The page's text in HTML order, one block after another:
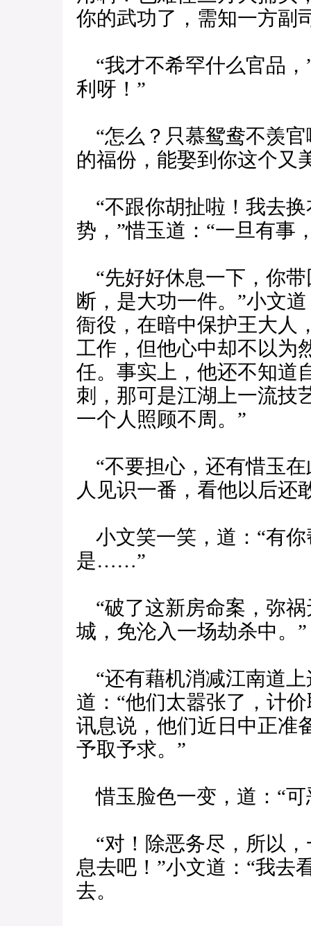
你的武功了，需知一方副
“我才不希罕什么官品，
利呀！”
“怎么？只慕鸳鸯不羡官
的福份，能娶到你这个又
“不跟你胡扯啦！我去
势，”惜玉道：“一旦有事
“先好好休息一下，你
断，是大功一件。”小文
衙役，在暗中保护王大人
工作，但他心中却不以为
任。事实上，他还不知道
刺，那可是江湖上一流技
一个人照顾不周。”
“不要担心，还有惜玉
人见识一番，看他以后还
小文笑一笑，道：“有
是……”
“破了这新房命案，弥祸
城，免沦入一场劫杀中。”
“还有藉机消减江南道上
道：“他们太嚣张了，计
讯息说，他们近日中正准
予取予求。”
惜玉脸色一变，道：“可
“对！除恶务尽，所以
息去吧！”小文道：“我去
去。